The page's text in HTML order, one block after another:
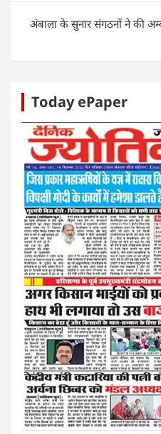
p
p
o
o
k
n
अंबाला के सुनार संगठनों ने की
Today ePaper